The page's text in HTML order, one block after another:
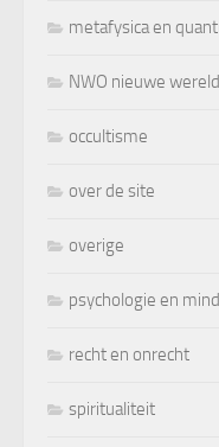
metafysica en
NWO nieuwe
occultisme
over de site
overige
psychologie en
recht en onrecht
spiritualiteit